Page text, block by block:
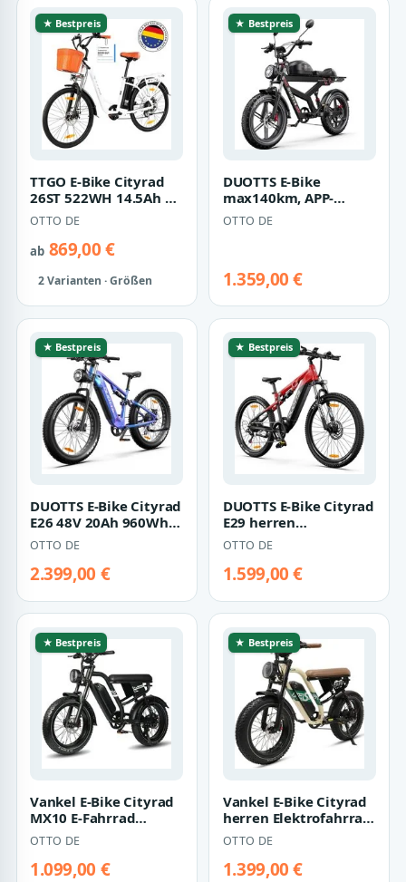
★ Bestpreis
TTGO E-Bike Cityrad
26ST 522WH 14.5Ah E-
Cityrad 26 Zoll
Pedelec CE Dam…
OTTO DE
ab869,00 €
2 Varianten · Größen
★ Bestpreis
DUOTTS E-Bike
max140km, APP-
Sicherheit 1404wh
20×4,0 Zoll Fat-Tires 7-
OTTO DE
1.359,00 €
★ Bestpreis
DUOTTS E-Bike Cityrad
E26 48V 20Ah 960Wh
120km Damen u.
Herren 26x4,0…
OTTO DE
2.399,00 €
★ Bestpreis
DUOTTS E-Bike Cityrad
E29 herren
Elektrofahrrad 648WH
27.5 Zoll damen…
OTTO DE
1.599,00 €
★ Bestpreis
Vankel E-Bike Cityrad
MX10 E-Fahrrad
Damen u. Herren
648WH Pedelec, 48…
OTTO DE
1.099,00 €
★ Bestpreis
Vankel E-Bike Cityrad
herren Elektrofahrrad
648WH cityrad 20×4.0
Zoll…
OTTO DE
1.399,00 €